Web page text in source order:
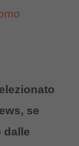
se
dalle